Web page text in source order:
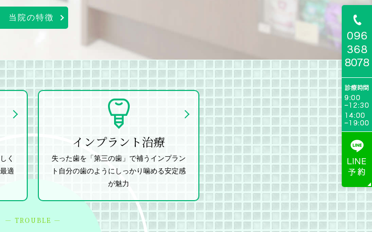
当院の特徴
く
適
インプラント治療
失った歯を「第三の歯」で補うインプラン
ト自分の歯のようにしっかり噛める安定感
が魅力
― TROUBLE ―